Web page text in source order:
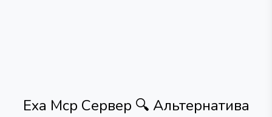
Exa Mcp Сервер 🔍 Альтернатива